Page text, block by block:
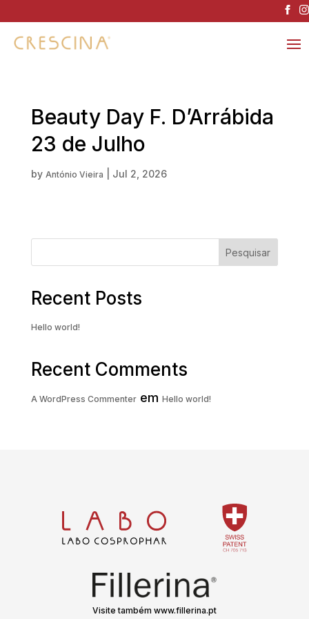
Beauty Day F. D’Arrábida
23 de Julho
by António Vieira Jul 2, 2026
Pesquisar
Recent Posts
Hello world!
Recent Comments
A WordPress Commenterem Hello world!
Visite também www.fillerina.pt